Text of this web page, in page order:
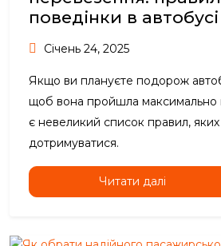
поведінки в автобусі
Січень 24, 2025
Якщо ви плануєте подорож
щоб вона пройшла максимально
є невеликий список правил,
дотримуватися.
Читати далі